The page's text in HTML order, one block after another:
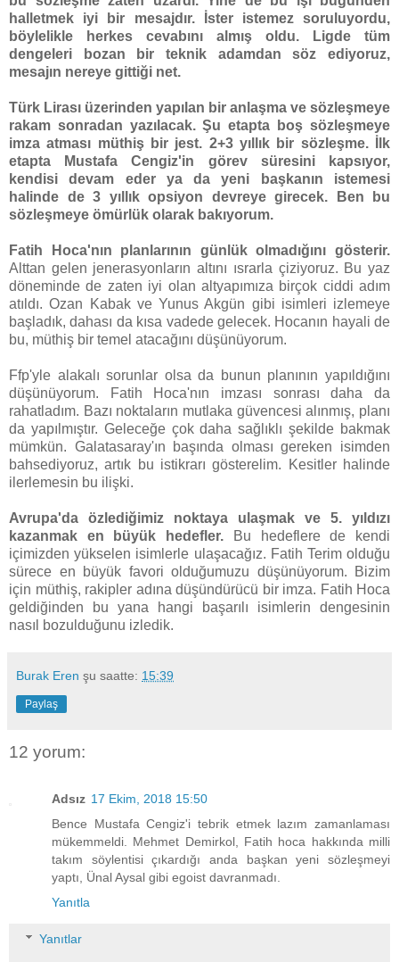
halletmek iyi bir mesajdır. İster istemez soruluyordu,
böylelikle herkes cevabını almış oldu. Ligde tüm
dengeleri bozan bir teknik adamdan söz ediyoruz,
mesajın nereye gittiği net.
Türk Lirası üzerinden yapılan bir anlaşma ve sözleşmeye
rakam sonradan yazılacak. Şu etapta boş sözleşmeye
imza atması müthiş bir jest. 2+3 yıllık bir sözleşme. İlk
etapta Mustafa Cengiz'in görev süresini kapsıyor,
kendisi devam eder ya da yeni başkanın istemesi
halinde de 3 yıllık opsiyon devreye girecek. Ben bu
sözleşmeye ömürlük olarak bakıyorum.
Fatih Hoca'nın planlarının günlük olmadığını gösterir.
Alttan gelen jenerasyonların altını ısrarla çiziyoruz. Bu yaz
döneminde de zaten iyi olan altyapımıza birçok ciddi adım
atıldı. Ozan Kabak ve Yunus Akgün gibi isimleri izlemeye
başladık, dahası da kısa vadede gelecek. Hocanın hayali de
bu, müthiş bir temel atacağını düşünüyorum.
Ffp'yle alakalı sorunlar olsa da bunun planının yapıldığını
düşünüyorum. Fatih Hoca'nın imzası sonrası daha da
rahatladım. Bazı noktaların mutlaka güvencesi alınmış, planı
da yapılmıştır. Geleceğe çok daha sağlıklı şekilde bakmak
mümkün. Galatasaray'ın başında olması gereken isimden
bahsediyoruz, artık bu istikrarı gösterelim. Kesitler halinde
ilerlemesin bu ilişki.
Avrupa'da özlediğimiz noktaya ulaşmak ve 5. yıldızı
kazanmak en büyük hedefler. Bu hedeflere de kendi
içimizden yükselen isimlerle ulaşacağız. Fatih Terim olduğu
sürece en büyük favori olduğumuzu düşünüyorum. Bizim
için müthiş, rakipler adına düşündürücü bir imza. Fatih Hoca
geldiğinden bu yana hangi başarılı isimlerin dengesinin
nasıl bozulduğunu izledik.
Burak Eren şu saatte: 15:39
Paylaş
12 yorum:
Adsız 17 Ekim, 2018 15:50
Bence Mustafa Cengiz'i tebrik etmek lazım zamanlaması
mükemmeldi. Mehmet Demirkol, Fatih hoca hakkında milli
takım söylentisi çıkardığı anda başkan yeni sözleşmeyi
yaptı, Ünal Aysal gibi egoist davranmadı.
Yanıtla
Yanıtlar